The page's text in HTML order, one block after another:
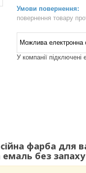
повернення товару
У компанії
фарба для
без